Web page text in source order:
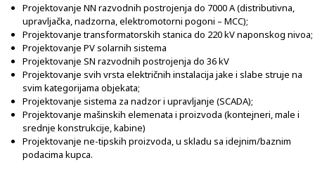
Projektovanje NN razvodnih postrojenja do 7000 A (distributivna,
upravljačka, nadzorna, elektromotorni pogoni – MCC);
Projektovanje transformatorskih stanica do 220 kV naponskog nivoa;
Projektovanje PV solarnih sistema
Projektovanje SN razvodnih postrojenja do 36 kV
Projektovanje svih vrsta električnih instalacija jake i slabe struje na
svim kategorijama objekata;
Projektovanje sistema za nadzor i upravljanje (SCADA);
Projektovanje mašinskih elemenata i proizvoda (kontejneri, male i
srednje konstrukcije, kabine)
Projektovanje ne-tipskih proizvoda, u skladu sa idejnim/baznim
podacima kupca.